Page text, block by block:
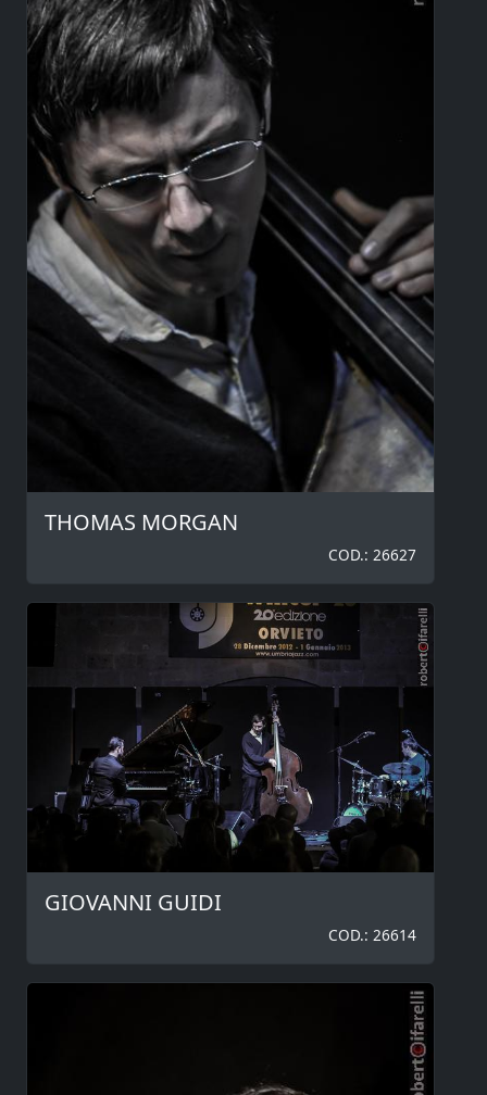
THOMAS MORGAN
COD.: 26627
GIOVANNI GUIDI
COD.: 26614